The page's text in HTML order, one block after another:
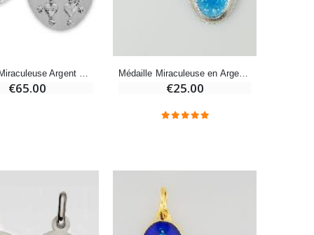
Bougie de Neuvaine Contre le Mal - Saint Michel
€65.00
Médaille Miraculeuse en Argent Email 2 Tons - 13mm
€25.00